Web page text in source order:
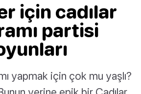
için cadılar
partisi
yapmak için çok mu yaşlı?